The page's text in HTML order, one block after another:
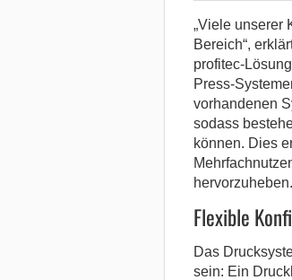
„Viele unserer
Bereich“,
profitec-
Press-
vorhandenen
sodass
können. Dies
hervorzuheben.
Flexible
Das
sein: Ein